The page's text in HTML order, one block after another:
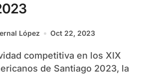
López Oct 22, 2023
de Santiago 2023, la